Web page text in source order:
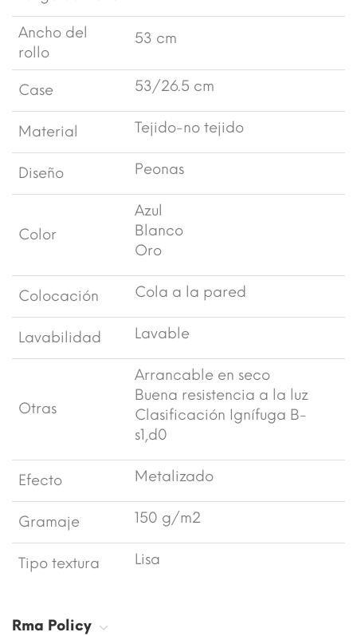
Ancho del
rollo
53 cm
Case 53/26.5 cm
Material Tejido-no tejido
Diseño Peonas
Color
Azul
Blanco
Oro
Colocación Cola a la pared
Lavabilidad Lavable
Otras
Arrancable en seco
Buena resistencia a la luz
Clasificación Ignífuga B-
s1,d0
Efecto Metalizado
Gramaje 150 g/m2
Tipo textura Lisa
Rma Policy